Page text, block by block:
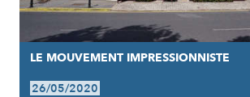
LE MOUVEMENT IMPRESSIONNISTE
26/05/2020